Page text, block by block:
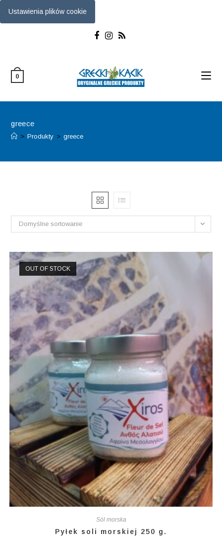
Ustawienia plików cookie
0
greece
> Produkty > greece
Domyślne sortowanie
OUT OF STOCK
Sól morska
Pyłek soli morskiej 250 g.